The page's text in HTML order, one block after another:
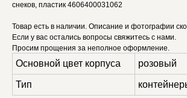
снеков, пластик 4606400031062
Товар есть в наличии. Описание и фотографии
Если у вас остались вопросы свяжитесь с нами.
Просим прощения за неполное оформление.
Основной цвет корпуса розовый
Тип